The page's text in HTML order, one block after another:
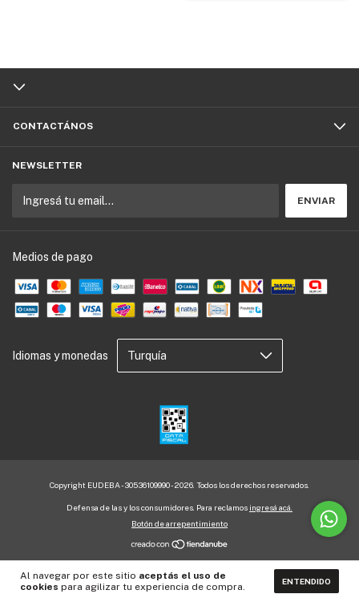
Al navegar por este sitio aceptás el uso de
cookies para agilizar tu experiencia de compra. ENTENDIDO
CONTACTÁNOS
NEWSLETTER
Medios de pago
Idiomas y monedas
Copyright EUDEBA - 30536109990 - 2026. Todos los derechos reservados.
Defensa de las y los consumidores. Para reclamos ingresá acá.
Botón de arrepentimiento